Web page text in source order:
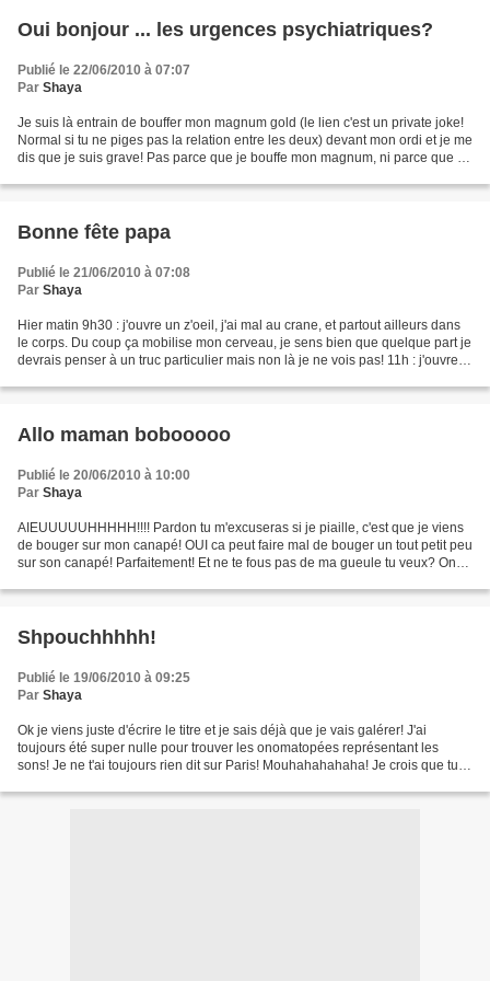
Oui bonjour ... les urgences psychiatriques?
Publié le 22/06/2010 à 07:07
Par Shaya
Je suis là entrain de bouffer mon magnum gold (le lien c'est un private joke!
Normal si tu ne piges pas la relation entre les deux) devant mon ordi et je me
dis que je suis grave! Pas parce que je bouffe mon magnum, ni parce que je
Bonne fête papa
Publié le 21/06/2010 à 07:08
Par Shaya
Hier matin 9h30 : j'ouvre un z'oeil, j'ai mal au crane, et partout ailleurs dans
le corps. Du coup ça mobilise mon cerveau, je sens bien que quelque part je
devrais penser à un truc particulier mais non là je ne vois pas! 11h : j'ouvre
Allo maman bobooooo
Publié le 20/06/2010 à 10:00
Par Shaya
AIEUUUUUHHHHH!!!! Pardon tu m'excuseras si je piaille, c'est que je viens
de bouger sur mon canapé! OUI ca peut faire mal de bouger un tout petit peu
sur son canapé! Parfaitement! Et ne te fous pas de ma gueule tu veux? On
Shpouchhhhh!
Publié le 19/06/2010 à 09:25
Par Shaya
Ok je viens juste d'écrire le titre et je sais déjà que je vais galérer! J'ai
toujours été super nulle pour trouver les onomatopées représentant les
sons! Je ne t'ai toujours rien dit sur Paris! Mouhahahahaha! Je crois que tu